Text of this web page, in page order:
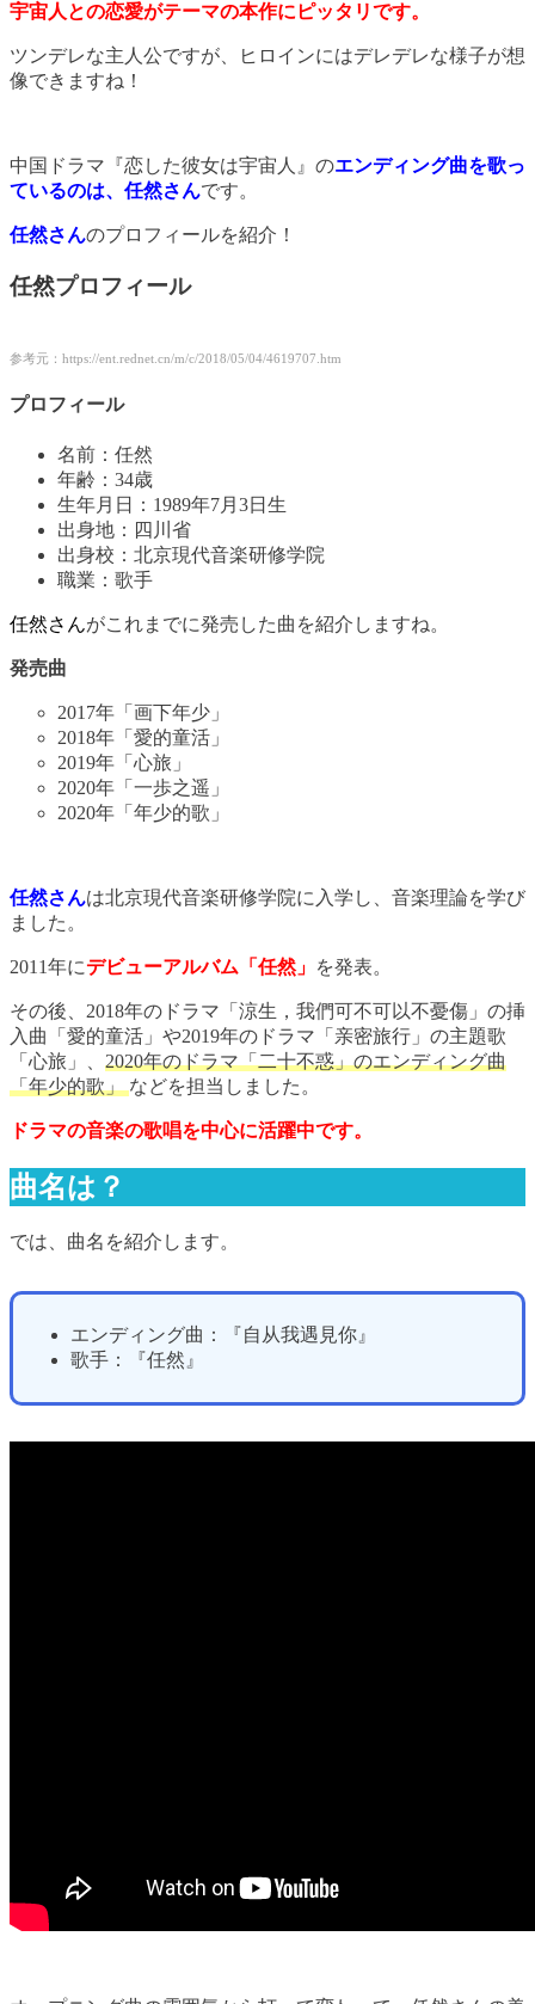
宇宙人との恋愛がテーマの本作にピッタリです。
ツンデレな主人公ですが、ヒロインにはデレデレな様子が想
像できますね！
中国ドラマ 『恋した彼女は宇宙人』のエンディング曲を歌っ
ているのは、任然さんです。
任然さんのプロフィールを紹介！
任然プロフィール
参考元：https://ent.rednet.cn/m/c/2018/05/04/4619707.htm
プロフィール
名前：任然
年齢：34歳
生年月日：1989年7月3日生
出身地：四川省
出身校：北京現代音楽研修学院
職業：歌手
任然さんがこれまでに発売した曲を紹介しますね。
発売曲
2017年「画下年少」
2018年「愛的童活」
2019年「心旅」
2020年「一歩之遥」
2020年「年少的歌」
任然さんは北京現代音楽研修学院に入学し、音楽理論を学び
ました。
2011年にデビューアルバム「任然」 を発表。
その後、2018年のドラマ「涼生，我們可不可以不憂傷」の挿
入曲「愛的童活」や2019年のドラマ「亲密旅行」の主題歌
「心旅」、 2020年のドラマ「二十不惑」のエンディング曲
「年少的歌」などを担当しました。
ドラマの音楽の歌唱を中心に活躍中です。
曲名は？
では、曲名を紹介します。
エンディング曲：『自从我遇見你』
歌手：『任然』